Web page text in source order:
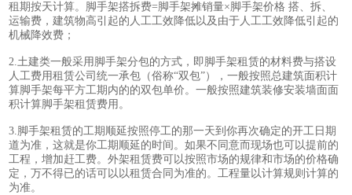
租期按天计算。脚手架搭拆费=脚手架摊销量×脚手架价格 搭、拆、
运输费，建筑物高引起的人工工效降低以及由于人工工效降低引起的
机械降效费；
2.土建类一般采用脚手架分包的方式，即脚手架租赁的材料费与搭设
人工费用租赁公司统一承包（俗称“双包”），一般按照总建筑面积计
算脚手架每平方工期内的的双包单价。一般按照建筑装修安装墙面面
积计算脚手架租赁费用。
3.脚手架租赁的工期顺延按照停工的那一天到你再次确定的开工日期
道为准，这就是你工期顺延的时间。如果不同意而现场也可以提前的
工程，增加赶工费。外架租赁费可以按照市场的规律和市场的价格确
定，万不得已的话可以以租赁合同为准的。工程量以计算规则计算的
为准。